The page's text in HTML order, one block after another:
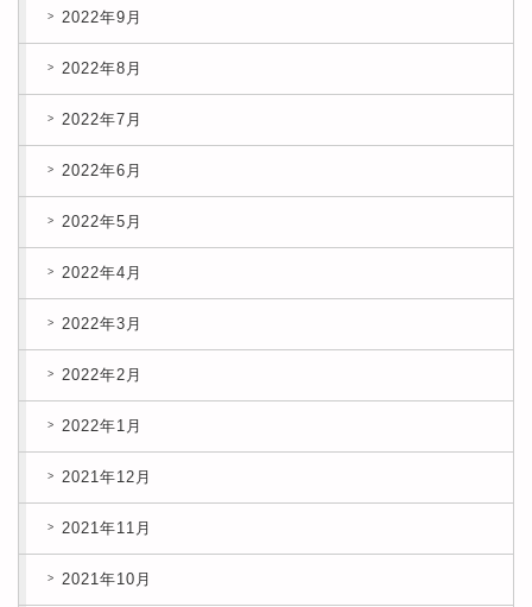
2022年9月
2022年8月
2022年7月
2022年6月
2022年5月
2022年4月
2022年3月
2022年2月
2022年1月
2021年12月
2021年11月
2021年10月